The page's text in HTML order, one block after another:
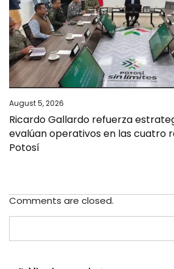
August 5, 2026
Ricardo Gallardo refuerza
evalúan operativos en las cuatro
Potosí
Comments are closed.